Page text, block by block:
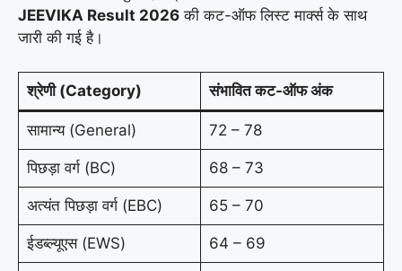
JEEVIKA Result 2026 की कट-ऑफ लिस्ट मार्क्स के साथ
जारी की गई है।
श्रेणी (Category) संभावित कट-ऑफ अंक
सामान्य (General) 72 – 78
पिछड़ा वर्ग (BC) 68 – 73
अत्यंत पिछड़ा वर्ग (EBC) 65 – 70
ईडब्ल्यूएस (EWS) 64 – 69